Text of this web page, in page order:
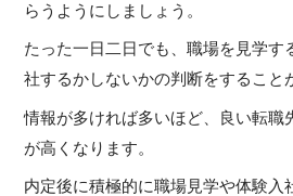
らうようにしましょう。
たった一日二日でも、職場を見学す
社するかしないかの判断をすること
情報が多ければ多いほど、良い転職
が高くなります。
内定後に積極的に職場見学や体験入